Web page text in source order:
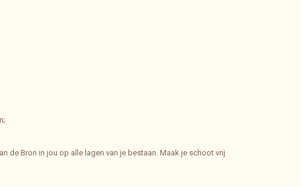
de Bron in jou op alle lagen van je bestaan. Maak je schoot vrij